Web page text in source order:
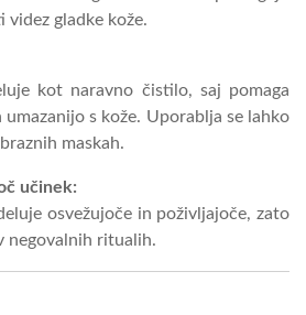
gladke kože.
kot naravno čistilo, saj pomaga
s kože. Uporablja se lahko
maskah.
učinek:
osvežujoče in poživljajoče, zato
negovalnih ritualih.